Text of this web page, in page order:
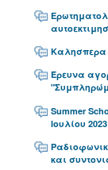
Καλησπερα
Έρευνα
Summer
Ιουλίου
και